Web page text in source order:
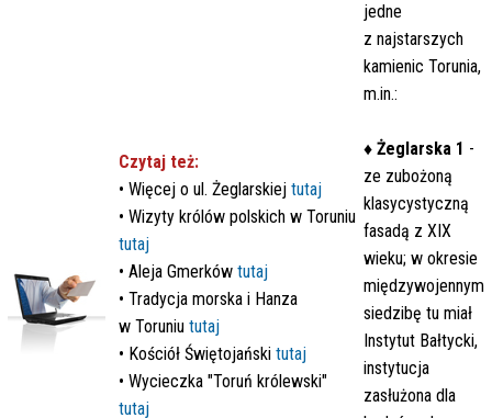
Czytaj też:
• Więcej o ul. Żeglarskiej tutaj
• Wizyty królów polskich w Toruniu
tutaj
• Aleja Gmerków tutaj
• Tradycja morska i Hanza
w Toruniu tutaj
• Kościół Świętojański tutaj
• Wycieczka "Toruń królewski"
tutaj
jedne
z najstarszych
kamienic Torunia,
m.in.:
♦ Żeglarska 1 -
ze zubożoną
klasycystyczną
fasadą z XIX
wieku; w okresie
międzywojennym
siedzibę tu miał
Instytut Bałtycki,
instytucja
zasłużona dla